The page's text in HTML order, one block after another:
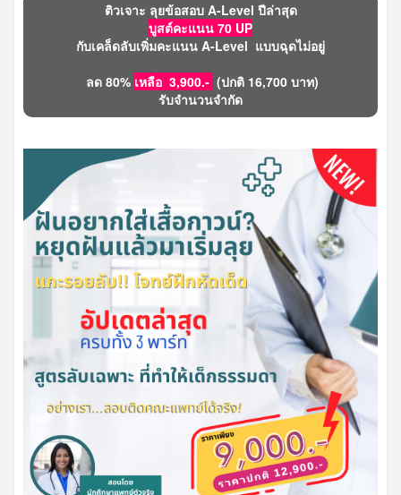
ติวเจาะ ลุยข้อสอบ A-Level ปีล่าสุด
บูสต์คะแนน 70 UP
กับเคล็ดลับเพิ่มคะแนน A-Level แบบฉุดไม่อยู่
ลด 80% เหลือ 3,900.- (ปกติ 16,700 บาท)
รับจำนวนจำกัด